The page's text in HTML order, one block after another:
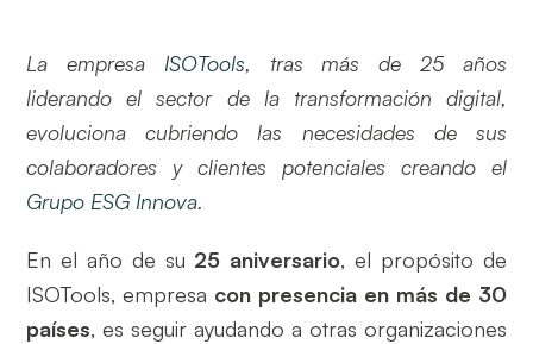
La empresa ISOTools, tras más de 25 años
liderando el sector de la transformación digital,
evoluciona cubriendo las necesidades de sus
colaboradores y clientes potenciales creando el
Grupo ESG Innova.
En el año de su 25 aniversario, el propósito de
ISOTools, empresa con presencia en más de 30
países, es seguir ayudando a otras organizaciones